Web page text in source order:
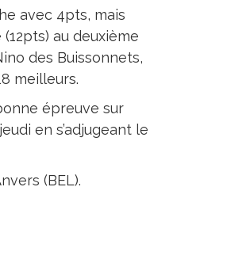
avec 4pts, mais
au deuxième
des Buissonnets,
meilleurs.
épreuve sur
en s’adjugeant le
(BEL).